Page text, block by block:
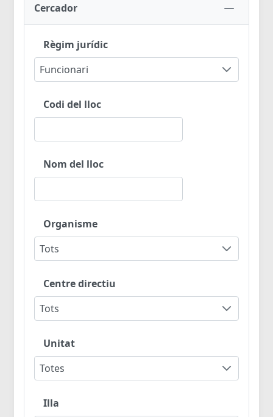
Cercador
Règim jurídic
Funcionari
Codi del lloc
Nom del lloc
Organisme
Tots
Centre directiu
Tots
Unitat
Totes
Illa